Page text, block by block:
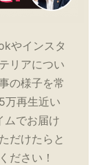
やインスタ
リアについ
の様子を常
万再生近い
ムでお届け
だけたらと
ださい！